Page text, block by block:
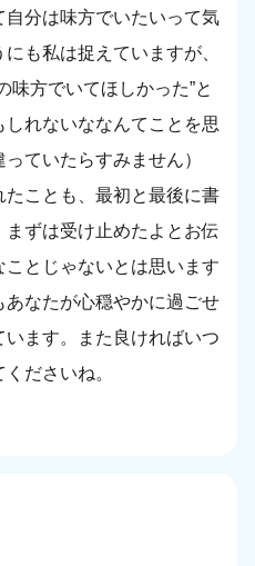
自分は味方でいたいって気
も私は捉えていますが、
味方でいてほしかった”と
れないななんてことを思
ていたらすみません）
ことも、最初と最後に書
ずは受け止めたよとお伝
とじゃないとは思います
なたが心穏やかに過ごせ
ます。また良ければいつ
ださいね。